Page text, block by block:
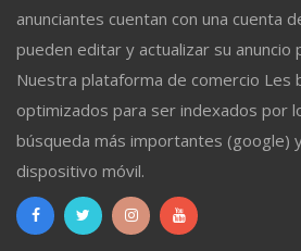
anunciantes cuentan con una cuenta
pueden editar y actualizar su anuncio
Nuestra plataforma de comercio Les
optimizados para ser indexados por
búsqueda más importantes (google)
dispositivo móvil.